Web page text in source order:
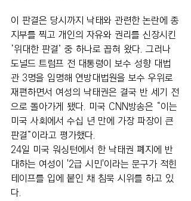
이 판결은 당시까지 낙태와 관련한 논란에 종
지부를 찍고 개인의 자유와 권리를 신장시킨
‘위대한 판결’ 중 하나로 꼽혀 왔다. 그러나
도널드 트럼프 전 대통령이 보수 성향 대법
관 3명을 임명해 연방대법원을 보수 우위로
재편하면서 여성의 낙태권은 결국 반 세기 전
으로 돌아가게 됐다. 미국 CNN방송은 “이는
미국 사회에서 수십 년 만에 가장 파장이 큰
판결”이라고 평가했다.
24일 미국 워싱턴에서 한 낙태권 폐지에 반
대하는 여성이 '2급 시민'이라는 문구가 적힌
테이프를 입에 붙인 채 침묵 시위를 하고 있
다.